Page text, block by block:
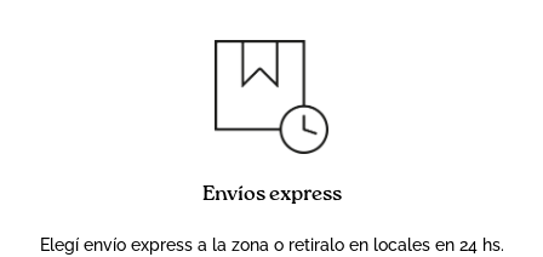
Envíos express
Elegí envío express a la zona o retiralo en locales en 24 hs.